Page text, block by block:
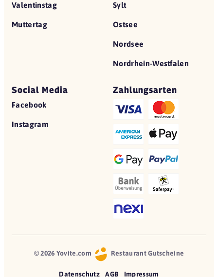
Valentinstag
Muttertag
Sylt
Ostsee
Nordsee
Nordrhein-Westfalen
Social Media
Facebook
Instagram
Zahlungsarten
© 2026 Yovite.com Restaurant Gutscheine
Datenschutz AGB Impressum